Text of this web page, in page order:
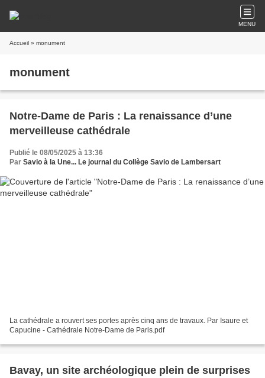
MENU
Accueil » monument
monument
Notre-Dame de Paris : La renaissance d’une
merveilleuse cathédrale
Publié le 08/05/2025 à 13:36
Par Savio à la Une... Le journal du Collège Savio de Lambersart
La cathédrale a rouvert ses portes après cinq ans de travaux. Par Isaure et
Capucine - Cathédrale Notre-Dame de Paris.pdf
Bavay, un site archéologique plein de surprises